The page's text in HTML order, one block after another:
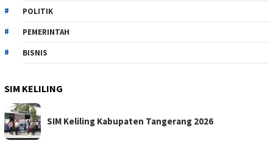
POLITIK
PEMERINTAH
BISNIS
SIM KELILING
SIM Keliling Kabupaten Tangerang 2026